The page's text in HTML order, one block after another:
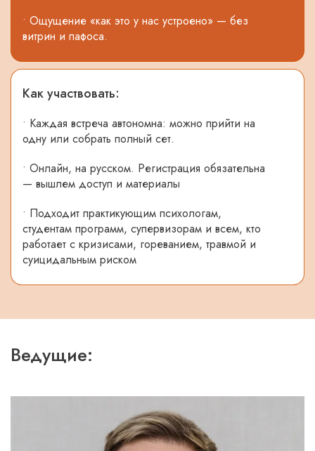
• Ощущение «как это у нас устроено» — без
витрин и пафоса.
Как участвовать:
• Каждая встреча автономна: можно прийти на
одну или собрать полный сет.
• Онлайн, на русском. Регистрация обязательна
— вышлем доступ и материалы
• Подходит практикующим психологам,
студентам программ, супервизорам и всем, кто
работает с кризисами, гореванием, травмой и
суицидальным риском
Ведущие: